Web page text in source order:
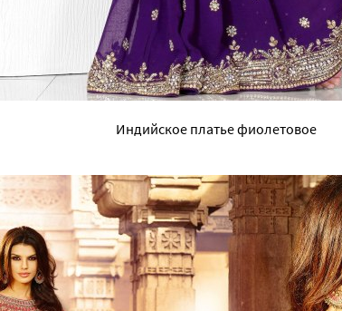
Индийское платье фиолетовое